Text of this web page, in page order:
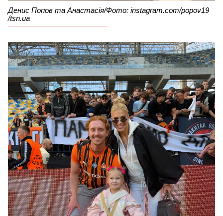
Денис Попов та Анастасія/Фото: instagram.com/popov19
/tsn.ua